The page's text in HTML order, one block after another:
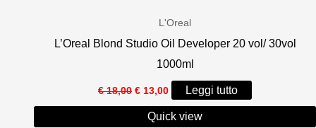
L'Oreal
L’Oreal Blond Studio Oil Developer 20 vol/ 30vol
1000ml
€18,00 Il
prezzo
originale
era:
€ 13,00 Il
prezzo
attuale
è:
Leggi tutto
Quick view